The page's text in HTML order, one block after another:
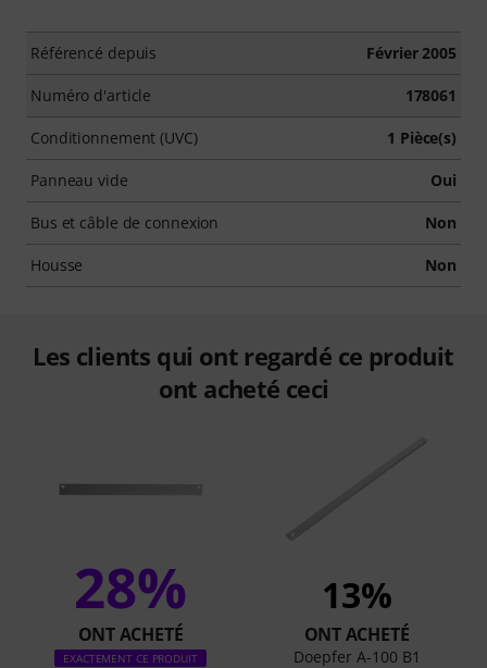
Référencé depuis Février 2005
Numéro d'article 178061
Conditionnement (UVC) 1 Pièce(s)
Panneau vide Oui
Bus et câble de connexion Non
Housse Non
Les clients qui ont regardé ce produit
ont acheté ceci
28%
ONT ACHETÉ
EXACTEMENT CE PRODUIT
13%
ONT ACHETÉ
Doepfer A-100 B1